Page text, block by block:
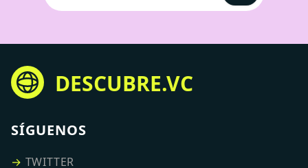
DESCUBRE.VC
SÍGUENOS
→ TWITTER